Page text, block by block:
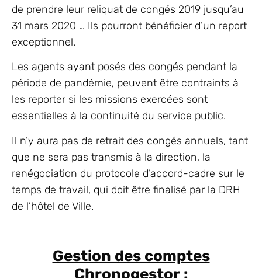
de prendre leur reliquat de congés 2019 jusqu’au
31 mars 2020 … Ils pourront bénéficier d’un report
exceptionnel.
Les agents ayant posés des congés pendant la
période de pandémie, peuvent être contraints à
les reporter si les missions exercées sont
essentielles à la continuité du service public.
Il n’y aura pas de retrait des congés annuels, tant
que ne sera pas transmis à la direction, la
renégociation du protocole d’accord-cadre sur le
temps de travail, qui doit être finalisé par la DRH
de l’hôtel de Ville.
Gestion des comptes